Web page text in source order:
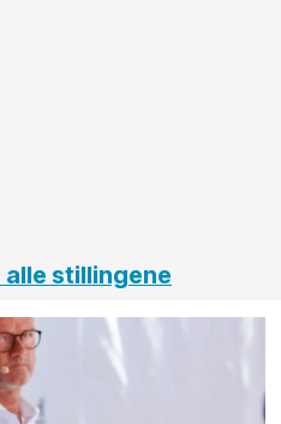
alle stillingene